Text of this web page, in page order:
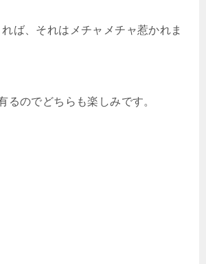
ば、それはメチャメチャ惹かれま
るのでどちらも楽しみです。